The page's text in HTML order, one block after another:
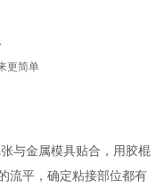
更简单
与金属模具贴合，用胶棍
流平，确定粘接部位都有